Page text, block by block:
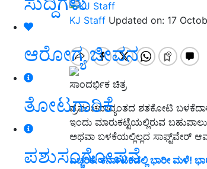
ಆರೋಗ್ಯ ಜೀವನ
ತೋಟಗಾರಿಕೆ
ಪಶುಸಂಗೋಪನೆ
KJ Staff Updated on: 17
ಸಾಂದರ್ಭಿಕ ಚಿತ್ರ
ಪ್ರಪಂಚದಾದ್ಯಂತದ ಶತಕೋಟಿ
ಇಂದು ಮಾರುಕಟ್ಟೆಯಲ್ಲಿರುವ
ಅಥವಾ ಬಳಕೆಯಲ್ಲಿಲ್ಲದ ಸಾಫ್ಟ್‌ವೇರ್
ಎಚ್ಚರಿಕೆ: ಕರ್ನಾಟಕದಲ್ಲಿ ಭಾರೀ